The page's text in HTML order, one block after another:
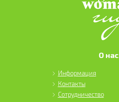
О нас
Информация
Контакты
Сотрудничество